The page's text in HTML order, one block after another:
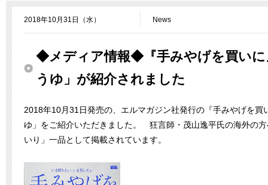
2018年10月31日（水） News
◆メディア情報◆『手みやげを買いに
うゆ」が紹介されました
2018年10月31日発売の、エルマガジン社発行の『手みやげを買
ゆ」をご紹介いただきました。 狂言師・茂山逸平氏の海外の
いり」一品として掲載されています。